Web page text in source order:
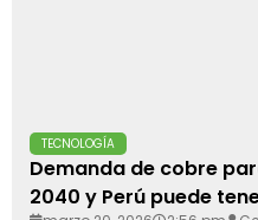
TECNOLOGÍA
Demanda de cobre
2040 y Perú puede